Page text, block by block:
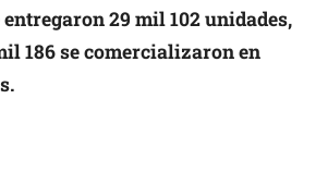
29 mil 102 unidades,
186 se comercializaron en